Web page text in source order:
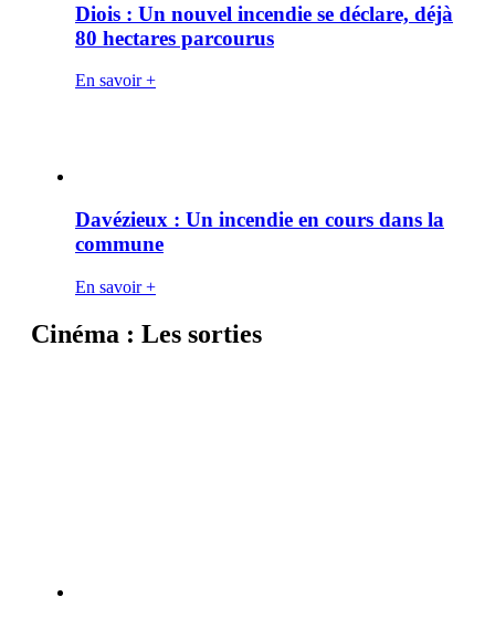
Diois : Un nouvel incendie se déclare, déjà
80 hectares parcourus
En savoir +
Davézieux : Un incendie en cours dans la
commune
En savoir +
Cinéma : Les sorties